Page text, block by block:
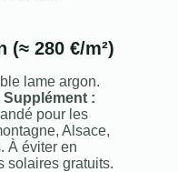
(≈ 280 €/m²)
lame argon.
Supplément :
pour les
Alsace,
À éviter en
solaires gratuits.